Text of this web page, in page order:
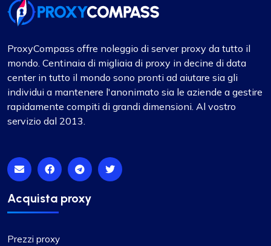
ProxyCompass offre noleggio di server proxy da tutto il
mondo. Centinaia di migliaia di proxy in decine di data
center in tutto il mondo sono pronti ad aiutare sia gli
individui a mantenere l'anonimato sia le aziende a gestire
rapidamente compiti di grandi dimensioni. Al vostro
servizio dal 2013.
Acquista proxy
Prezzi proxy